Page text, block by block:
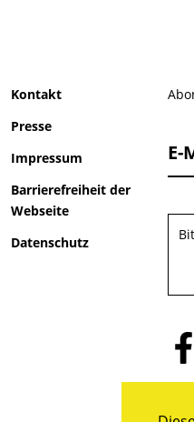
Kontakt
Presse
Impressum
Barrierefreiheit der
Webseite
Datenschutz
E-
Folge
uns
auf